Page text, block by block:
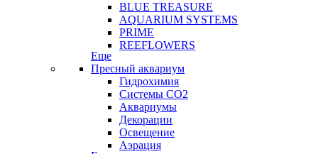
BLUE TREASURE
AQUARIUM SYSTEMS
PRIME
REEFLOWERS
Еще
Пресный аквариум
Гидрохимия
Системы СО2
Аквариумы
Декорации
Освещение
Аэрация